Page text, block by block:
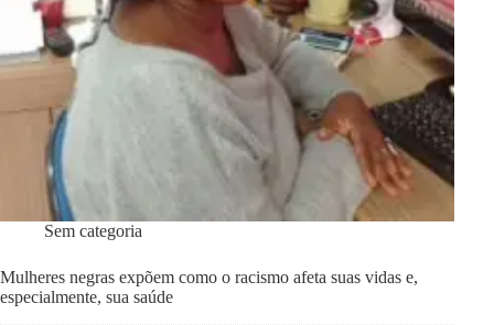
Sem categoria
Mulheres negras expõem como o racismo afeta suas vidas e,
especialmente, sua saúde